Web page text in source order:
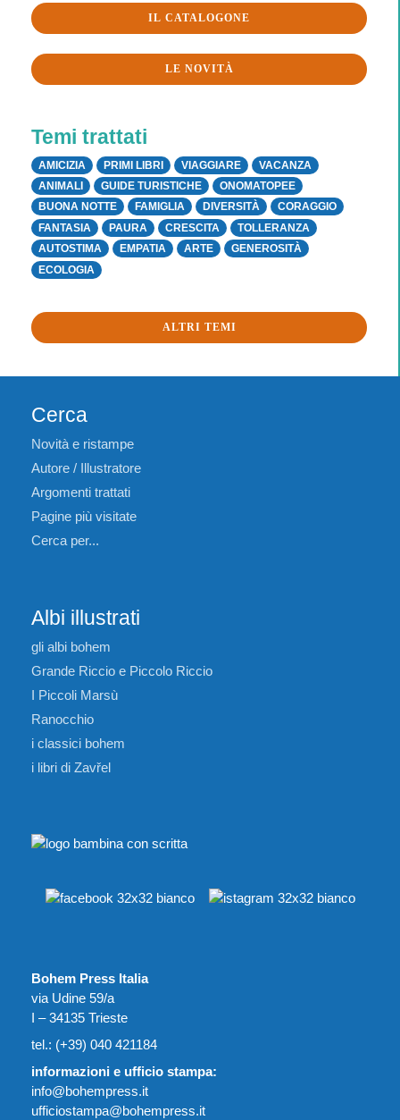
IL CATALOGONE
LE NOVITÀ
Temi trattati
AMICIZIA PRIMI LIBRI VIAGGIARE
VACANZA
ANIMALI
GUIDE TURISTICHE
ONOMATOPEE
BUONA NOTTE
FAMIGLIA DIVERSITÀ
CORAGGIO
FANTASIA
PAURA CRESCITA
TOLLERANZA
AUTOSTIMA
EMPATIA ARTE
GENEROSITÀ
ECOLOGIA
ALTRI TEMI
Cerca
Novità e ristampe
Autore / Illustratore
Argomenti trattati
Pagine più visitate
Cerca per...
Albi illustrati
gli albi bohem
Grande Riccio e Piccolo Riccio
I Piccoli Marsù
Ranocchio
i classici bohem
i libri di Zavřel
Bohem Press Italia
via Udine 59/a
I – 34135 Trieste
tel.: (+39) 040 421184
informazioni e ufficio stampa:
info@bohempress.it
ufficiostampa@bohempress.it